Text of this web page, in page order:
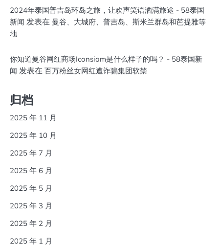
2024年泰国普吉岛环岛之旅，让欢声笑语洒满旅途 - 58泰国
新闻 发表在 曼谷、大城府、普吉岛、斯米兰群岛和芭提雅等
地
你知道曼谷网红商场Iconsiam是什么样子的吗？ - 58泰国新
闻 发表在 百万粉丝女网红遭诈骗集团软禁
归档
2025 年 11 月
2025 年 10 月
2025 年 7 月
2025 年 6 月
2025 年 5 月
2025 年 3 月
2025 年 2 月
2025 年 1 月